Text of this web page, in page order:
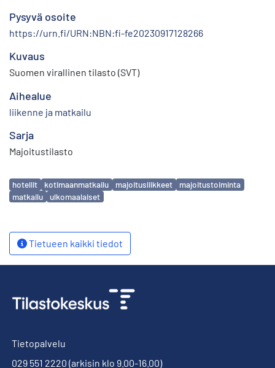
Pysyvä osoite
https://urn.fi/URN:NBN:fi-fe20230917128266
Kuvaus
Suomen virallinen tilasto (SVT)
Aihealue
liikenne ja matkailu
Sarja
Majoitustilasto
Avainsanat
hotellit kotimaanmatkailu majoitusliikkeet
majoitustoiminta
matkailu
ulkomaalaiset
Tietueen kaikki tiedot
Tietopalvelu
029 551 2220 (arkisin klo 9.00-16.00)